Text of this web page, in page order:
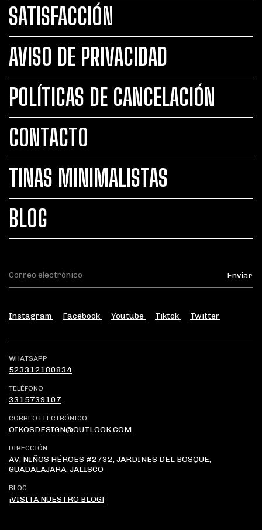
SATISFACCIÓN
AVISO DE PRIVACIDAD
POLÍTICAS DE CANCELACIÓN
CONTACTO
TINAS MINIMALISTAS
BLOG
Instagram Facebook Youtube Tiktok Twitter
WHATSAPP
523312180834
TELÉFONO
3315739107
CORREO ELECTRÓNICO
OIKOSDESIGN@OUTLOOK.COM
DIRECCIÓN
AV. NIÑOS HÉROES #2732, JARDINES DEL BOSQUE,
GUADALAJARA, JALISCO
BLOG
¡VISITA NUESTRO BLOG!